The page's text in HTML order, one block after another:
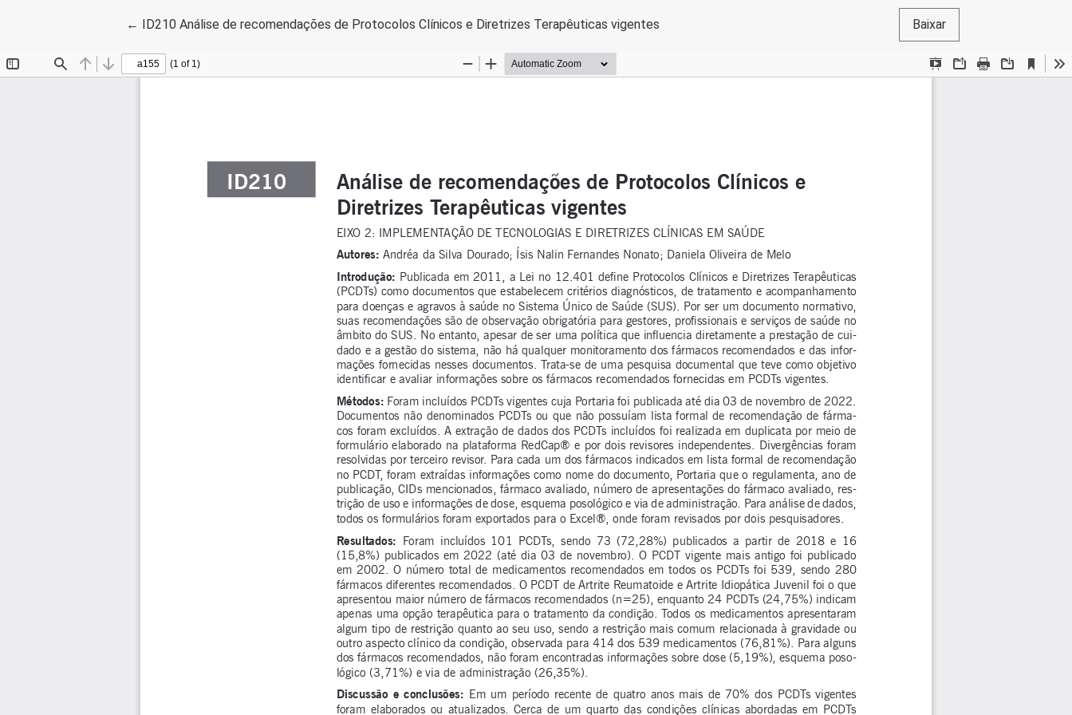
← Voltar aos Detalhes do Artigo
ID210 Análise de recomendações de Protocolos Clínicos e Diretrizes Terapêuticas vigentes Baixar